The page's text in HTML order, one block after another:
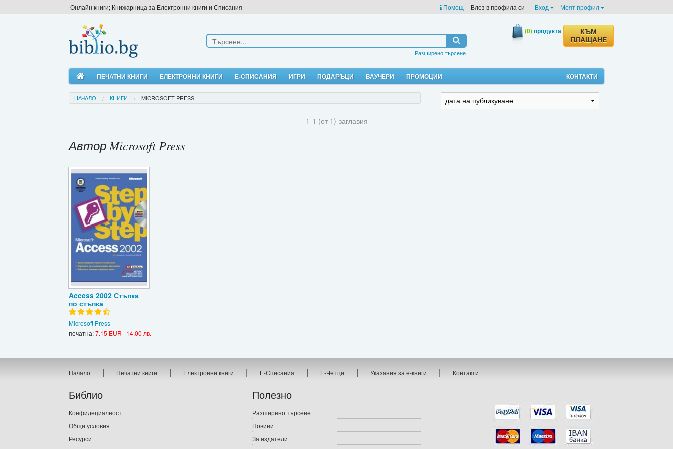
Онлайн книги; Книжарница за Електронни книги и Списания Помощ Влез в профила си Вход | Моят профил
Разширено търсене
(0)продукта
КЪМ
ПЛАЩАНЕ
ПЕЧАТНИ КНИГИ ЕЛЕКТРОННИ КНИГИ Е-СПИСАНИЯ ИГРИ ПОДАРЪЦИ ВАУЧЕРИ ПРОМОЦИИ КОНТАКТИ
НАЧАЛО КНИГИ MICROSOFT PRESS
1-1 (от 1) заглавия
Автор Microsoft Press
Access 2002 Стъпка
по стъпка
Microsoft Press
печатна:7.15 EUR | 14.00 лв.
Начало | Печатни книги | Електронни книги | Е-Списания | Е-Четци | Указания за е-книги | Контакти
Библио
Конфидециалност
Общи условия
Ресурси
Полезно
Разширено търсене
Новини
За издатели